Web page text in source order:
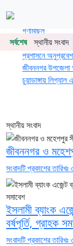
জুলাই
গণমিছিল
চুয়াডাঙ্গায় সওজের
প্রশাসনে
জীবননগর উপজেলা
চুয়াডাঙ্গায়
সর্বশেষ স্থানীয় সংবাদ
স্থানীয় সংবাদ
জীবননগর ও
সংবাদটি প্রকাশের
ইসলামী ব্যাংক
বর্ষপূর্তি, গ্রাহক
সংবাদটি প্রকাশের